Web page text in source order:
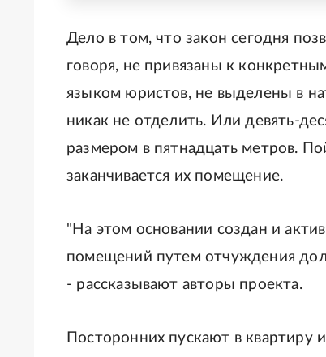
Дело в том, что закон сегодня
говоря, не привязаны к
языком юристов, не выделены в
никак не отделить. Или девять-
размером в пятнадцать метров.
заканчивается их помещение.
"На этом основании создан и
помещений путем отчуждения
- рассказывают авторы проекта.
Посторонних пускают в квартиру